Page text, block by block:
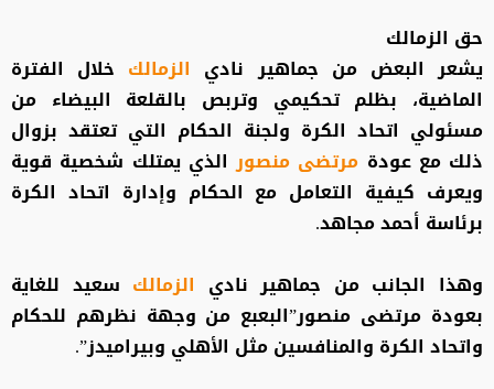
حق الزمالك
يشعر البعض من جماهير نادي الزمالك خلال الفترة
الماضية، بظلم تحكيمي وتربص بالقلعة البيضاء من
مسئولي اتحاد الكرة ولجنة الحكام التي تعتقد بزوال
ذلك مع عودة مرتضى منصور الذي يمتلك شخصية قوية
ويعرف كيفية التعامل مع الحكام وإدارة اتحاد الكرة
برئاسة أحمد مجاهد.
وهذا الجانب من جماهير نادي الزمالك سعيد للغاية
بعودة مرتضى منصور”البعبع من وجهة نظرهم للحكام
واتحاد الكرة والمنافسين مثل الأهلي وبيراميدز”.